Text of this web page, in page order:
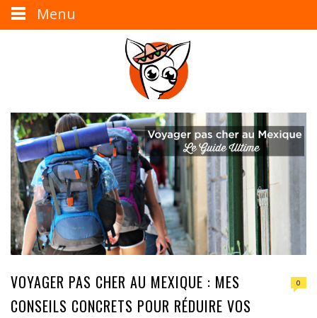
VOYAGER PAS CHER AU MEXIQUE : MES
CONSEILS CONCRETS POUR RÉDUIRE VOS
0
Menu